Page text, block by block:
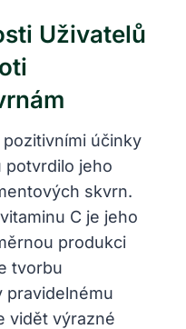
Uživatelů
účinky
potvrdilo jeho
skvrn.
C je jeho
produkci
tvorbu
pravidelnému
vidět výrazné